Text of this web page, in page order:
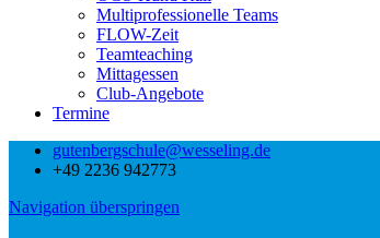
Multiprofessionelle Teams
FLOW-Zeit
Teamteaching
Mittagessen
Club-Angebote
Termine
gutenbergschule@wesseling.de
+49 2236 942773
Navigation überspringen